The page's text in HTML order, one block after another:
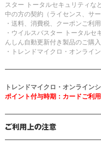
スター トータルセキュリティな
中の方の契約（ライセンス、サ
・送料、消費税、クーポンご利
・ウイルスバスター トータル
んしん自動更新付き製品のご購入
・トレンドマイクロ・オンライ
トレンドマイクロ・オンライン
ポイント付与時期：カードご利